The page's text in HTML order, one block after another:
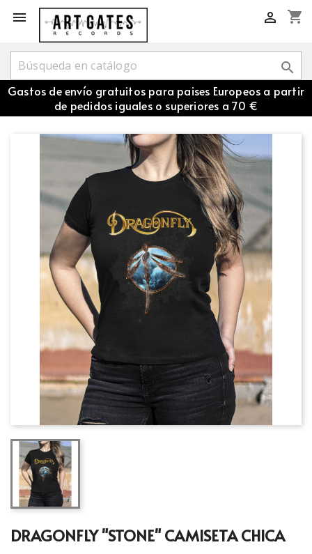
 shopping_cart


Gastos de envío gratuitos para paises Europeos a partir
de pedidos iguales o superiores a 70 €
DRAGONFLY "STONE" CAMISETA CHICA